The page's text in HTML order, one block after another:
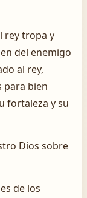
rey tropa y
del enemigo
al rey,
para bien
fortaleza y su
Dios sobre
de los